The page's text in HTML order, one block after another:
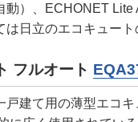
動）、ECHONET
は日立のエコキュー
フルオート
建て用の薄型エコキ